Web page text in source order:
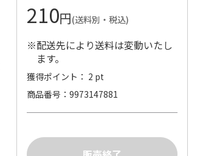
210円(送料別・税込)
※配送先により送料は変動いたし
ます。
獲得ポイント： 2 pt
商品番号
9973147881